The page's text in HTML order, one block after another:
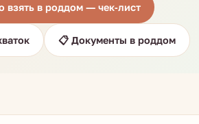
взять в роддом — чек-лист
📋 Документы в роддом